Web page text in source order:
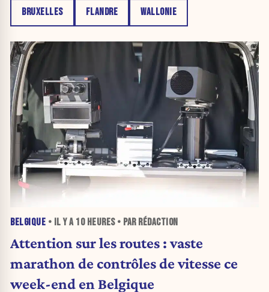
BRUXELLES FLANDRE WALLONIE
BELGIQUE • IL Y A 10 HEURES• PAR RÉDACTION
Attention sur les routes : vaste
marathon de contrôles de vitesse ce
week-end en Belgique